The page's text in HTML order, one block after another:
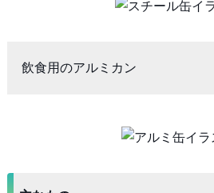
飲食用のアルミカン